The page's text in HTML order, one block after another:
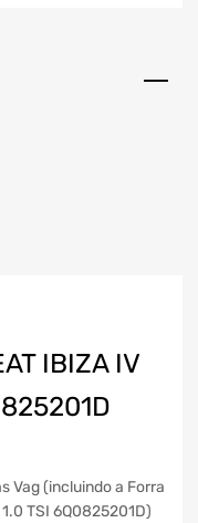
IBIZA IV
Vag (incluindo a Forra
TSI 6Q0825201D)